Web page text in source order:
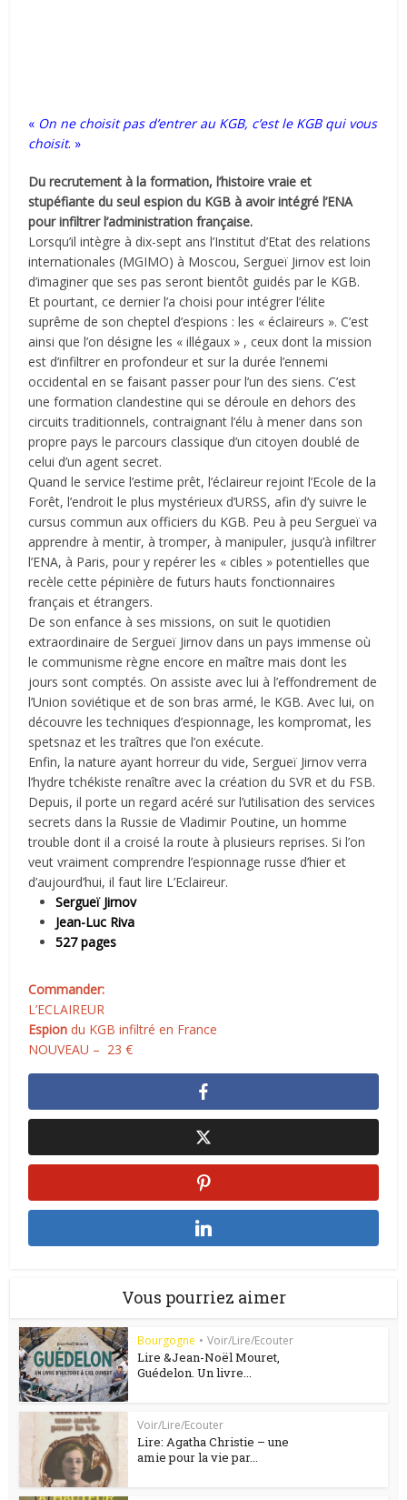
« On ne choisit pas d’entrer au KGB, c’est le KGB qui vous
choisit. »
Du recrutement à la formation, l’histoire vraie et
stupéfiante du seul espion du KGB à avoir intégré l’ENA
pour infiltrer l’administration française.
Lorsqu’il intègre à dix-sept ans l’Institut d’Etat des relations
internationales (MGIMO) à Moscou, Sergueï Jirnov est loin
d’imaginer que ses pas seront bientôt guidés par le KGB.
Et pourtant, ce dernier l’a choisi pour intégrer l’élite
suprême de son cheptel d’espions : les « éclaireurs ». C’est
ainsi que l’on désigne les « illégaux » , ceux dont la mission
est d’infiltrer en profondeur et sur la durée l’ennemi
occidental en se faisant passer pour l’un des siens. C’est
une formation clandestine qui se déroule en dehors des
circuits traditionnels, contraignant l’élu à mener dans son
propre pays le parcours classique d’un citoyen doublé de
celui d’un agent secret.
Quand le service l’estime prêt, l’éclaireur rejoint l’Ecole de la
Forêt, l’endroit le plus mystérieux d’URSS, afin d’y suivre le
cursus commun aux officiers du KGB. Peu à peu Sergueï va
apprendre à mentir, à tromper, à manipuler, jusqu’à infiltrer
l’ENA, à Paris, pour y repérer les « cibles » potentielles que
recèle cette pépinière de futurs hauts fonctionnaires
français et étrangers.
De son enfance à ses missions, on suit le quotidien
extraordinaire de Sergueï Jirnov dans un pays immense où
le communisme règne encore en maître mais dont les
jours sont comptés. On assiste avec lui à l’effondrement de
l’Union soviétique et de son bras armé, le KGB. Avec lui, on
découvre les techniques d’espionnage, les kompromat, les
spetsnaz et les traîtres que l’on exécute.
Enfin, la nature ayant horreur du vide, Sergueï Jirnov verra
l’hydre tchékiste renaître avec la création du SVR et du FSB.
Depuis, il porte un regard acéré sur l’utilisation des services
secrets dans la Russie de Vladimir Poutine, un homme
trouble dont il a croisé la route à plusieurs reprises. Si l’on
veut vraiment comprendre l’espionnage russe d’hier et
d’aujourd’hui, il faut lire L’Eclaireur.
Sergueï Jirnov
Jean-Luc Riva
527 pages
Commander:
L’ECLAIREUR
Espion du KGB infiltré en France
NOUVEAU – 23 €
Vous pourriez aimer
Bourgogne • Voir/Lire/Ecouter
Lire &Jean-Noël Mouret,
Guédelon. Un livre...
Voir/Lire/Ecouter
Lire: Agatha Christie – une
amie pour la vie par...